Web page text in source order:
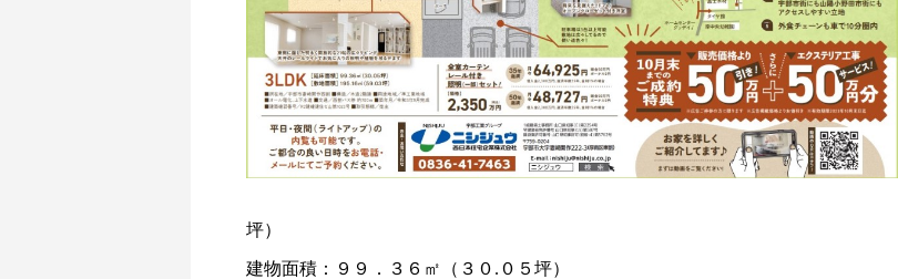
坪）
建物面積：９９．３６㎡（３０.０５坪）